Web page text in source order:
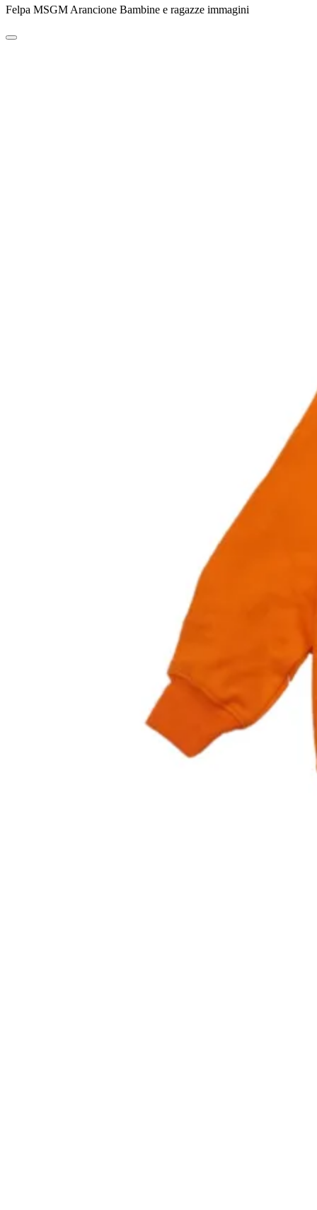
Felpa MSGM Arancione Bambine e ragazze immagini